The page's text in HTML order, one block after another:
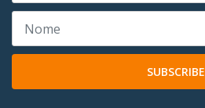
SUBSCRIBE